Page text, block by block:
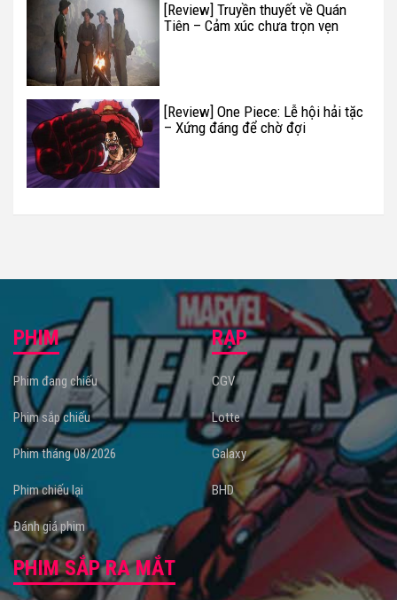
[Review] Truyền thuyết về Quán
Tiên – Cảm xúc chưa trọn vẹn
[Review] One Piece: Lễ hội hải tặc
– Xứng đáng để chờ đợi
PHIM
Phim đang chiếu
Phim sắp chiếu
Phim tháng 08/2026
Phim chiếu lại
Đánh giá phim
RẠP
CGV
Lotte
Galaxy
BHD
PHIM SẮP RA MẮT